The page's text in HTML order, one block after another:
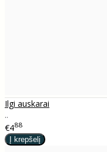
Ilgi auskarai
..
€488